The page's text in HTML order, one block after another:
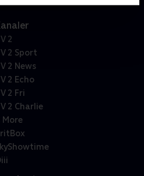
2
2 Sport
2 News
2 Echo
2 Fri
2 Charlie
More